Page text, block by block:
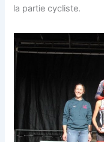
la partie cycliste.